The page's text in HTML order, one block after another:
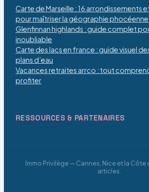
Carte de Marseille : 16 arrondissements
pour maîtriser la géographie phocéenne
Glenfinnan highlands : guide complet
inoubliable
Carte des lacs en france : guide visuel
plans d’eau
Vacances retraites arrco : tout
profiter
RESSOURCES & PARTENAIRES
Immo Privilège — Cannes, Nice et la Côte
articles.